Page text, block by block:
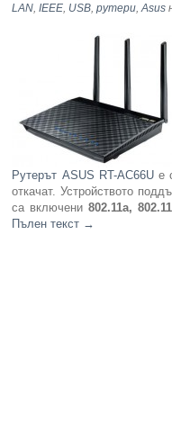
LAN,IEEE, USB,рутери,Asus
Рутерът ASUS RT-AC66Uе
откачат. Устройството
са включени 802.11a,
Пълен текст →